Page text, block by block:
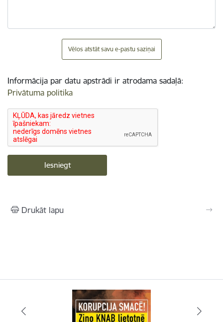
Vēlos atstāt savu e-pastu saziņai
Informācija par datu apstrādi ir atrodama sadaļā:
Privātuma politika
Drukāt lapu